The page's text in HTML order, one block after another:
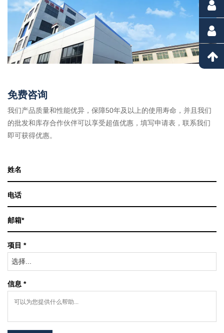
免费咨询
我们产品质量和性能优异，保障50年及以上的使用寿命，并且我们
的批发和库存合作伙伴可以享受超值优惠，填写申请表，联系我们
即可获得优惠。
项目 *
选择...
信息 *